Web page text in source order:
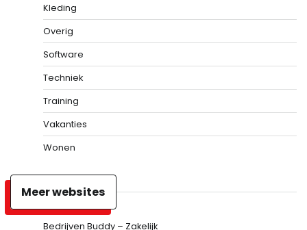
Kleding
Overig
Software
Techniek
Training
Vakanties
Wonen
Meer websites
Bedrijven Buddy – Zakelijk